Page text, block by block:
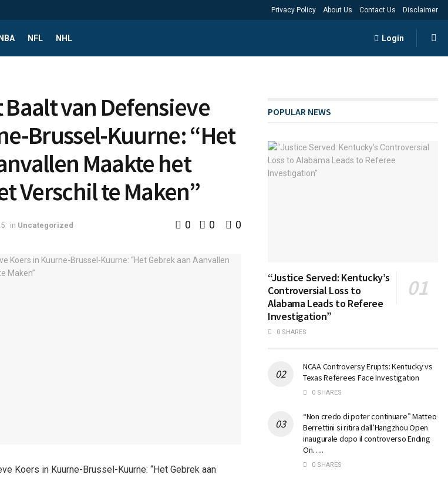
Privacy Policy About Us Contact Us Disclaimer
NBA NFL NHL Login
van Defensieve
Brussel-Kuurne: “Het
Maakte het
Verschil te Maken”
in Uncategorized 0 0 0
Koers in Kuurne-Brussel-Kuurne: “Het Gebrek aan
POPULAR NEWS
“Justice Served: Kentucky’s
Controversial Loss to
Alabama Leads to Referee
Investigation”
0 SHARES
NCAA Controversy Erupts: Kentucky vs
Texas Referees Face Investigation
0 SHARES
“Non credo di poter continuare” Matteo
Berrettini si ritira dall’Hangzhou Open
inaugurale dopo il controverso Ending
On…..
0 SHARES